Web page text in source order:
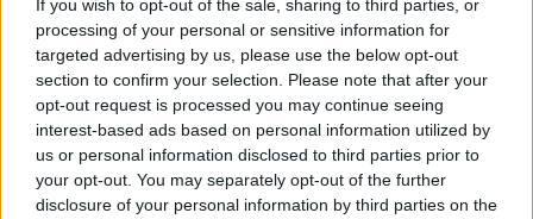
If you wish to opt-out of the sale, sharing to third parties, or
processing of your personal or sensitive information for
targeted advertising by us, please use the below opt-out
section to confirm your selection. Please note that after your
opt-out request is processed you may continue seeing
interest-based ads based on personal information utilized by
us or personal information disclosed to third parties prior to
your opt-out. You may separately opt-out of the further
disclosure of your personal information by third parties on the
les pertes de chaleur par le sol.
Décorer avec des éléments naturels
Les matériaux naturels renforcent la sensation de
confort et de proximité avec la nature. Ils sont
souvent peu coûteux et faciles à intégrer.